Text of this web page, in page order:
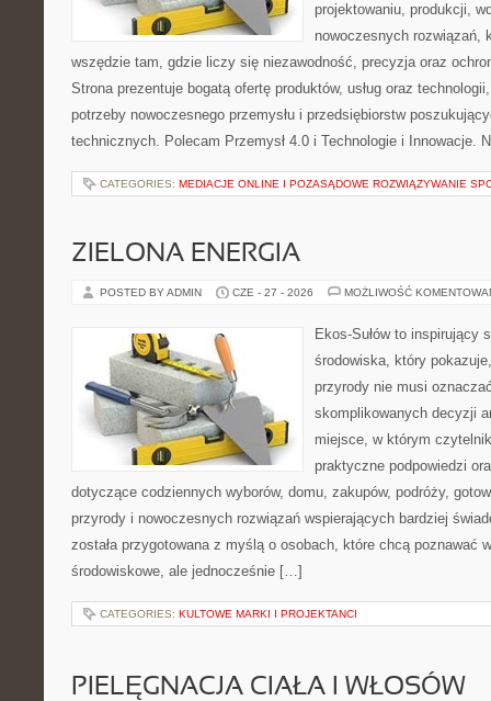
projektowaniu, produkcji,
nowoczesnych rozwiązań,
wszędzie tam, gdzie liczy się niezawodność, precyzja oraz
Strona prezentuje bogatą ofertę produktów, usług oraz
potrzeby nowoczesnego przemysłu i przedsiębiorstw
technicznych. Polecam Przemysł 4.0 i Technologie i Innowacje.
CATEGORIES: MEDIACJE ONLINE I POZASĄDOWE ROZWIĄZYWANIE
ZIELONA ENERGIA
POSTED BY ADMIN CZE - 27 - 2026 MOŻLIWOŚĆ
Ekos-Sułów to inspirujący
środowiska, który
przyrody nie musi
skomplikowanych decyzji
miejsce, w którym
praktyczne podpowiedzi
dotyczące codziennych wyborów, domu, zakupów, podróży,
przyrody i nowoczesnych rozwiązań wspierających bardziej
została przygotowana z myślą o osobach, które chcą poznawać
środowiskowe, ale jednocześnie […]
CATEGORIES: KULTOWE MARKI I PROJEKTANCI
PIELĘGNACJA CIAŁA I WŁOSÓW